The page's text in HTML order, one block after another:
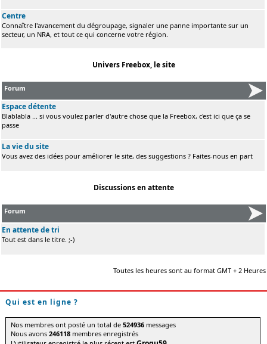
Centre
Connaître l'avancement du dégroupage, signaler une panne importante sur un
secteur, un NRA, et tout ce qui concerne votre région.
Univers Freebox, le site
Forum
Espace détente
Blablabla ... si vous voulez parler d'autre chose que la Freebox, c'est ici que ça se
passe
La vie du site
Vous avez des idées pour améliorer le site, des suggestions ? Faites-nous en part
Discussions en attente
Forum
En attente de tri
Tout est dans le titre. ;-)
Toutes les heures sont au format GMT + 2 Heures
Qui est en ligne ?
Nos membres ont posté un total de524936 messages
Nous avons246118 membres enregistrés